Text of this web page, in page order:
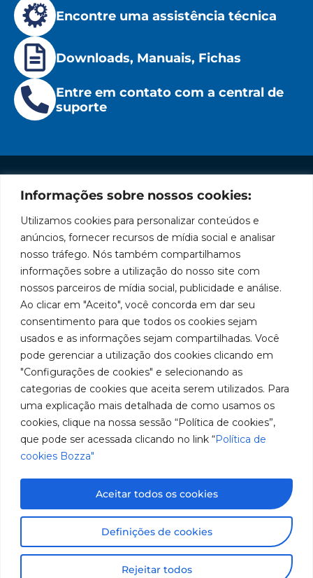
Informações sobre nossos cookies:
Utilizamos cookies para personalizar conteúdos e
anúncios, fornecer recursos de mídia social e analisar
nosso tráfego. Nós também compartilhamos
informações sobre a utilização do nosso site com
nossos parceiros de mídia social, publicidade e análise.
Ao clicar em "Aceito", você concorda em dar seu
consentimento para que todos os cookies sejam
usados e as informações sejam compartilhadas. Você
pode gerenciar a utilização dos cookies clicando em
"Configurações de cookies" e selecionando as
categorias de cookies que aceita serem utilizados. Para
uma explicação mais detalhada de como usamos os
cookies, clique na nossa sessão “Política de cookies”,
que pode ser acessada clicando no link “Política de
cookies Bozza"
Definições de cookies
Rejeitar todos
Aceitar todos os cookies
Encontre uma assistência técnica
Downloads, Manuais, Fichas
Entre em contato com a central de
suporte
Marca
líder
em
fabricação
de
equipamentos
para
lubrificação
e
abastecimento
da
América
Políticas
Privacidade
Políticas
de
Cookies
Institucional
A Bozza
Produtos
Soluções
Assistências
Técnicas
Seja um
representante
Trabalhe
Conosco
Localização
Rua
Tiradentes,
931 – Anexo
Franchini,
50/96
Bairro: Santa
Terezinha
São Bernardo
do Campo –
SP
Fale
Conosco
SAC: 0800
019 5050
Redes
Facebook
LinkedIn
Instagram
Imagens meramente ilustrativas. Informações sujeitas a
alterações sem aviso prévio. Todos os direitos são
Ltda.